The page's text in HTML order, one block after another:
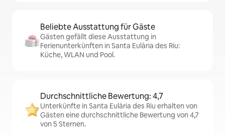
Beliebte Ausstattung für Gäste
Gästen gefällt diese Ausstattung in
Ferienunterkünften in Santa Eulària des Riu:
Küche, WLAN und Pool.
Durchschnittliche Bewertung: 4,7
Unterkünfte in Santa Eulària des Riu erhalten von
Gästen eine durchschnittliche Bewertung von 4,7
von 5 Sternen.